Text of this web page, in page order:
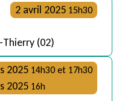
2 avril 2025 15h30
Thierry (02)
2025 14h30 et 17h30
2025 16h